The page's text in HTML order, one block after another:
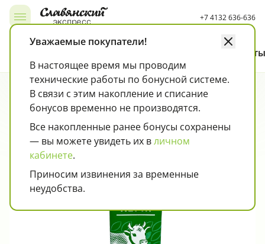
Открыть, закрыть меню +7 4132 636-636
Контакты
Страница товара
Кисломолочные продукты
Уважаемые покупатели!
В настоящее время мы проводим
технические работы по бонусной системе.
В связи с этим накопление и списание
бонусов временно не производятся.
Все накопленные ранее бонусы сохранены
— вы можете увидеть их вличном
кабинете.
Приносим извинения за временные
неудобства.